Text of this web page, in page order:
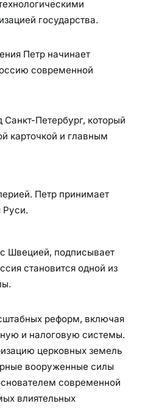
государства.
Петр начинает
современной
Санкт-Петербург, который
карточкой и главным
Петр принимает
Руси.
Швецией, подписывает
становится одной из
реформ, включая
и налоговую системы.
церковных земель
вооруженные силы
современной
влиятельных